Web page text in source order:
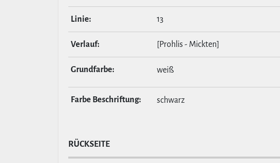
Linie: 13
Verlauf: [Prohlis - Mickten]
Grund­farbe: weiß
Farbe Beschrif­tung: schwarz
RÜCKSEITE